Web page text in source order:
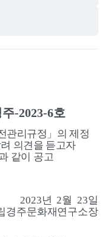
주-2023-6호
관리규정 」 의 제정
의견을 듣고자
같이 공고
2023년 2월 23일
경주문화재연구소장